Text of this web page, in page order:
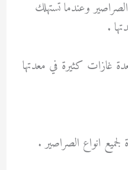
وعندما تستهلك
.
غازات كثيرة في معدتها
انواع الصراصير .